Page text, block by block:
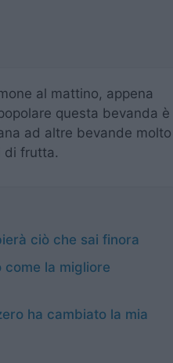
al mattino, appena
questa bevanda è
ad altre bevande molto
di frutta.
ciò che sai finora
come la migliore
ha cambiato la mia